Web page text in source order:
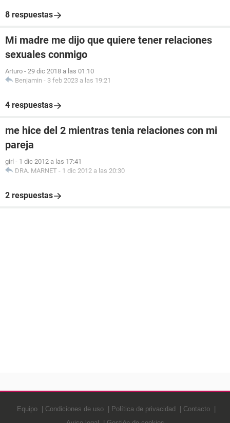
8 respuestas
Mi madre me dijo que quiere tener relaciones
sexuales conmigo
Arturo - 29 dic 2018 a las 01:10
Benjamin - 3 feb 2023 a las 19:21
4 respuestas
me hice del 2 mientras tenia relaciones con mi
pareja
girl - 1 dic 2012 a las 17:41
DRA. MARNET - 1 dic 2012 a las 20:30
2 respuestas
Equipo Condiciones de uso Política de privacidad
Contacto